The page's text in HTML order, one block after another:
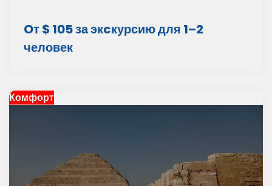
Oт $ 105 за экcкурсию для 1–2
человек
Комфорт